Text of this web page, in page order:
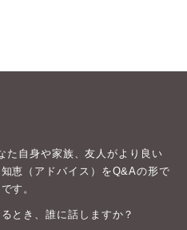
た自身や家族、友人がより良い
恵（アドバイス）をQ&Aの形で
す。
とき、誰に話しますか？